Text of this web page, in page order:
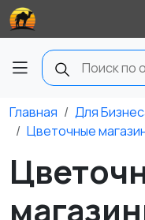
Главная Для
Цветочные